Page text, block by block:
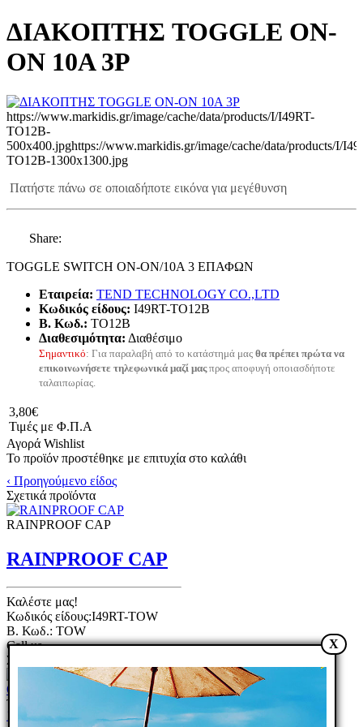
ΔΙΑΚΟΠΤΗΣ TOGGLE ΟΝ-
ΟΝ 10Α 3P
https://www.markidis.gr/image/cache/data/products/I/I49RT-
TO12B-
500x400.jpghttps://www.markidis.gr/image/cache/data/products/I/
TO12B-1300x1300.jpg
Πατήστε πάνω σε οποιαδήποτε εικόνα για μεγέθυνση
Share:
TOGGLE SWITCH ΟΝ-ΟΝ/10Α 3 ΕΠΑΦΩΝ
Εταιρεία: TEND TECHNOLOGY CO.,LTD
Κωδικός είδους: I49RT-TO12B
B. Κωδ.: TO12B
Διαθεσιμότητα: Διαθέσιμο
Σημαντικό: Για παραλαβή από το κατάστημά μας θα πρέπει πρώτα να
επικοινωνήσετε τηλεφωνικά μαζί μαςπρος αποφυγή οποιασδήποτε
ταλαιπωρίας.
3,80€
Τιμές με Φ.Π.Α
Αγορά Wishlist
Το προϊόν προστέθηκε με επιτυχία στο καλάθι
‹ Προηγούμενο είδος
Σχετικά προϊόντα
RAINPROOF CAP
RAINPROOF CAP
Καλέστε μας!
Κωδικός είδους:I49RT-TOW
B. Κωδ.: TOW
Call us
Σύγκριση
TOGGLE SWITCH 15Α ΟΝ-
OFF 2 ΕΠΑΦΕΣ
1 34
X